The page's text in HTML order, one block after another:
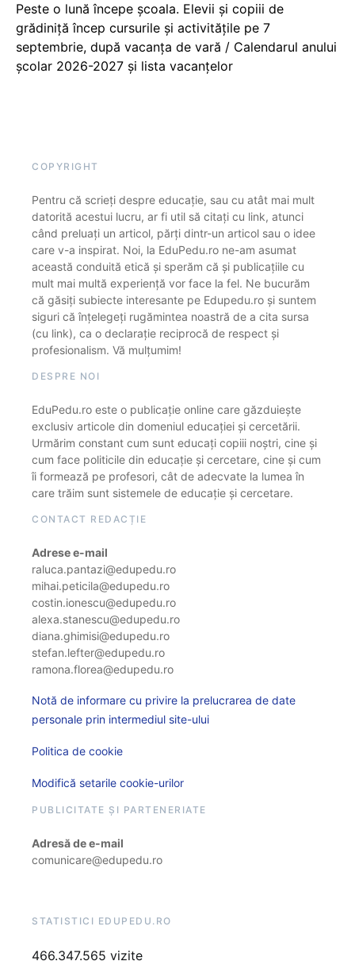
Peste o lună începe școala. Elevii și copiii de
grădiniță încep cursurile și activitățile pe 7
septembrie, după vacanța de vară / Calendarul anului
școlar 2026-2027 și lista vacanțelor
COPYRIGHT
Pentru că scrieți despre educație, sau cu atât mai mult
datorită acestui lucru, ar fi util să citați cu link, atunci
când preluați un articol, părți dintr-un articol sau o idee
care v-a inspirat. Noi, la EduPedu.ro ne-am asumat
această conduită etică și sperăm că și publicațiile cu
mult mai multă experiență vor face la fel. Ne bucurăm
că găsiți subiecte interesante pe Edupedu.ro și suntem
siguri că înțelegeți rugămintea noastră de a cita sursa
(cu link), ca o declarație reciprocă de respect și
profesionalism. Vă mulțumim!
DESPRE NOI
EduPedu.ro este o publicație online care găzduiește
exclusiv articole din domeniul educației și cercetării.
Urmărim constant cum sunt educați copiii noștri, cine și
cum face politicile din educație și cercetare, cine și cum
îi formează pe profesori, cât de adecvate la lumea în
care trăim sunt sistemele de educație și cercetare.
CONTACT REDACȚIE
Adrese e-mail
raluca.pantazi@edupedu.ro
mihai.peticila@edupedu.ro
costin.ionescu@edupedu.ro
alexa.stanescu@edupedu.ro
diana.ghimisi@edupedu.ro
stefan.lefter@edupedu.ro
ramona.florea@edupedu.ro
Notă de informare cu privire la prelucrarea de date
personale prin intermediul site-ului
Politica de cookie
Modifică setarile cookie-urilor
PUBLICITATE ȘI PARTENERIATE
Adresă de e-mail
comunicare@edupedu.ro
STATISTICI EDUPEDU.RO
466.347.565 vizite